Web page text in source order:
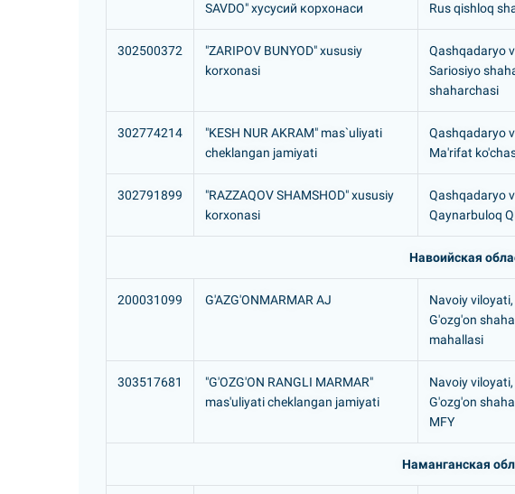
SAVDO" хусусий корхонаси
Rus qishloq
302500372
"ZARIPOV BUNYOD" xususiy
korxonasi
Qashqadaryo
Sariosiyo
shaharchasi
302774214
"KESH NUR AKRAM" mas`uliyati
cheklangan jamiyati
Qashqadaryo
Ma'rifat
302791899
"RAZZAQOV SHAMSHOD" xususiy
korxonasi
Qashqadaryo
Qaynarbuloq
Навоийская
200031099 G'AZG'ONMARMAR AJ
Navoiy
G'ozg'on
mahallasi
303517681
"G'OZG'ON RANGLI MARMAR"
mas'uliyati cheklangan jamiyati
Navoiy
G'ozg'on
MFY
Наманганская